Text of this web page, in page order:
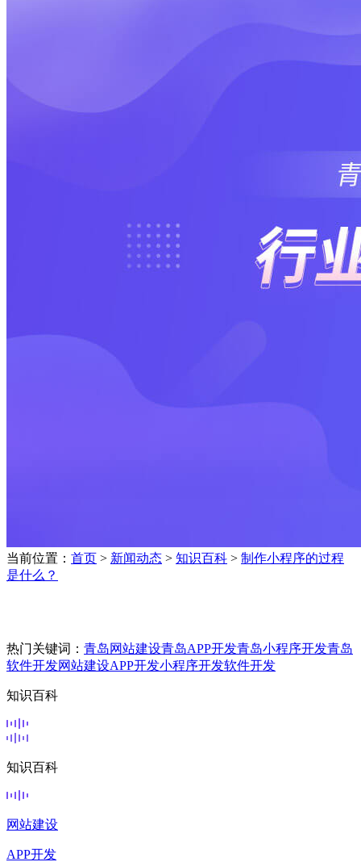
当前位置： 首页 > 新闻动态 > 知识百科 > 制作小程序的过程
是什么？
热门关键词： 青岛网站建设青岛APP开发青岛小程序开发青岛
软件开发网站建设APP开发小程序开发软件开发
知识百科
知识百科
网站建设
APP开发